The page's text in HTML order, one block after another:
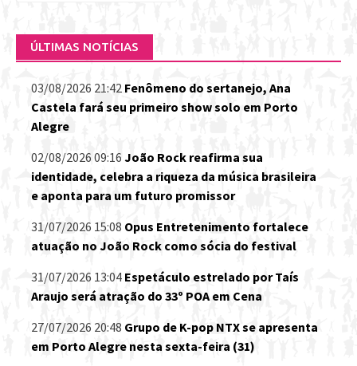
ÚLTIMAS NOTÍCIAS
03/08/2026 21:42 Fenômeno do sertanejo, Ana
Castela fará seu primeiro show solo em Porto
Alegre
02/08/2026 09:16 João Rock reafirma sua
identidade, celebra a riqueza da música brasileira
e aponta para um futuro promissor
31/07/2026 15:08 Opus Entretenimento fortalece
atuação no João Rock como sócia do festival
31/07/2026 13:04 Espetáculo estrelado por Taís
Araujo será atração do 33º POA em Cena
27/07/2026 20:48 Grupo de K-pop NTX se apresenta
em Porto Alegre nesta sexta-feira (31)